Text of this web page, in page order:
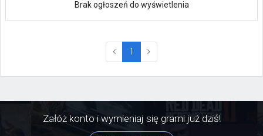
Brak ogłoszeń do wyświetlenia
1 (current)
Załóż konto i wymieniaj się grami już dziś!